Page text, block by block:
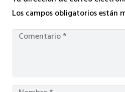
Los campos obligatorios están